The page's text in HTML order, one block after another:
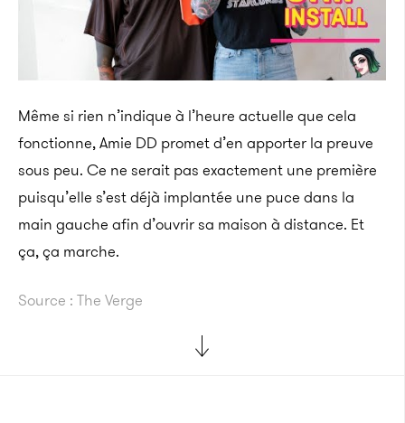
Même si rien n’indique à l’heure actuelle que cela
fonctionne, Amie DD promet d’en apporter la preuve
sous peu. Ce ne serait pas exactement une première
puisqu’elle s’est déjà implantée une puce dans la
main gauche afin d’ouvrir sa maison à distance. Et
ça, ça marche.
Source : The Verge